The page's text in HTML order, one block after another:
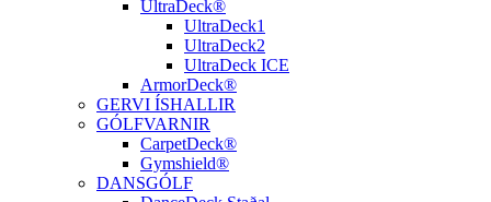
UltraDeck®
UltraDeck1
UltraDeck2
UltraDeck ICE
ArmorDeck®
GERVI ÍSHALLIR
GÓLFVARNIR
CarpetDeck®
Gymshield®
DANSGÓLF